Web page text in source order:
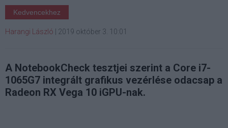
Kedvencekhez
Harangi László | 2019 október 3. 10:01
A NotebookCheck tesztjei szerint a Core i7-
1065G7 integrált grafikus vezérlése odacsap a
Radeon RX Vega 10 iGPU-nak.